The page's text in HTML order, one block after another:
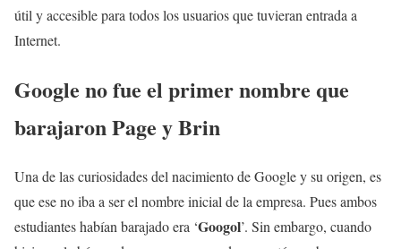
útil y accesible para todos los usuarios que tuvieran entrada a
Internet.
Google no fue el primer nombre que
barajaron Page y Brin
Una de las curiosidades del nacimiento de Google y su origen, es
que ese no iba a ser el nombre inicial de la empresa. Pues ambos
estudiantes habían barajado era ‘Googol’. Sin embargo, cuando